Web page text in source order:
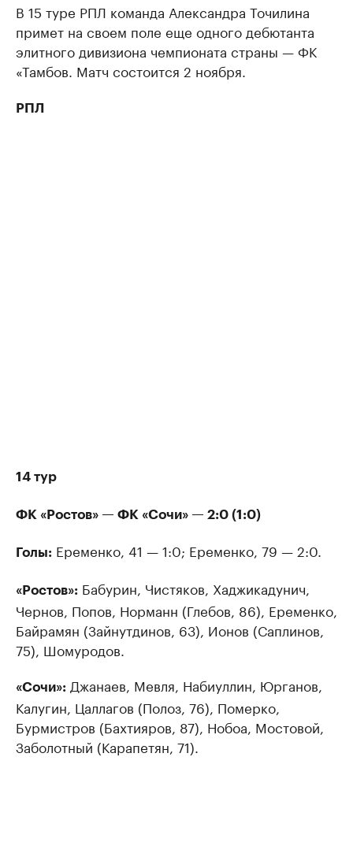
В 15 туре РПЛ команда Александра Точилина
примет на своем поле еще одного дебютанта
элитного дивизиона чемпионата страны — ФК
«Тамбов. Матч состоится 2 ноября.
РПЛ
14 тур
ФК «Ростов» — ФК «Сочи» — 2:0 (1:0)
Голы: Еременко, 41 — 1:0; Еременко, 79 — 2:0.
«Ростов»: Бабурин, Чистяков, Хаджикадунич,
Чернов, Попов, Норманн (Глебов, 86), Еременко,
Байрамян (Зайнутдинов, 63), Ионов (Саплинов,
75), Шомуродов.
«Сочи»: Джанаев, Мевля, Набиуллин, Юрганов,
Калугин, Цаллагов (Полоз, 76), Померко,
Бурмистров (Бахтияров, 87), Нобоа, Мостовой,
Заболотный (Карапетян, 71).